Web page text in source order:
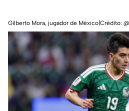
Gilberto Mora, jugador de México|Crédito: